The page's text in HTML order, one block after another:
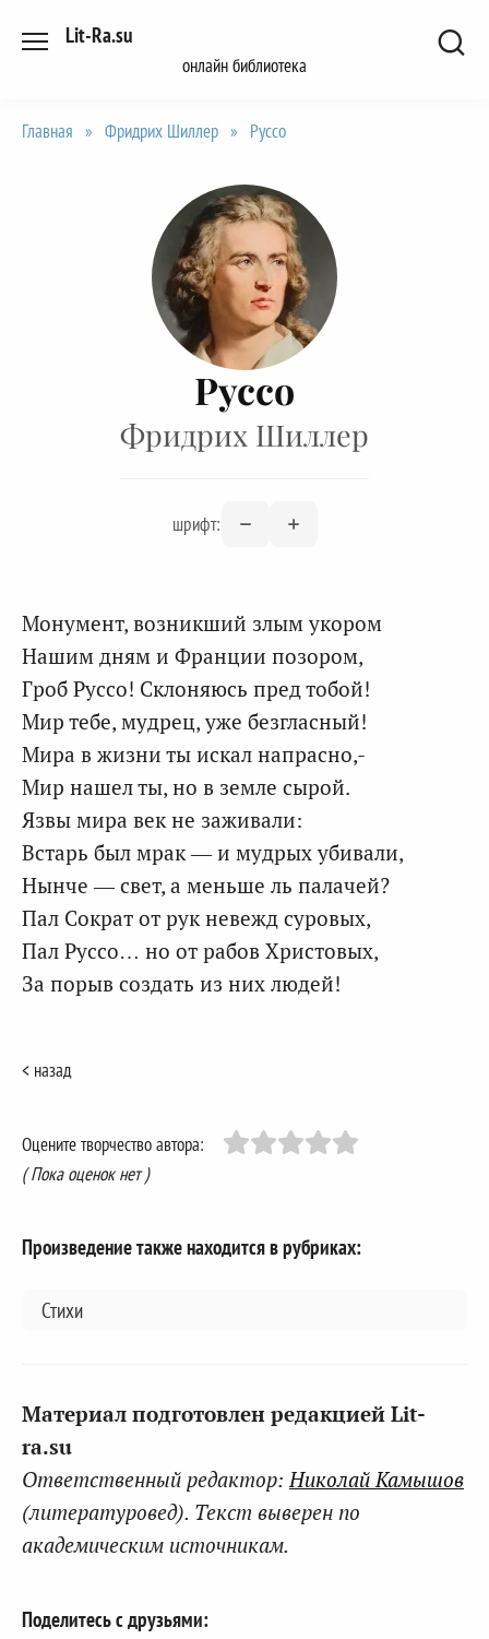
Lit-Ra.su
онлайн библиотека
Главная » Фридрих Шиллер » Руссо
Руссо
Фридрих Шиллер
шрифт:
Монумент, возникший злым укором
Нашим дням и Франции позором,
Гроб Руссо! Склоняюсь пред тобой!
Мир тебе, мудрец, уже безгласный!
Мира в жизни ты искал напрасно,-
Мир нашел ты, но в земле сырой.
Язвы мира век не заживали:
Встарь был мрак — и мудрых убивали,
Нынче — свет, а меньше ль палачей?
Пал Сократ от рук невежд суровых,
Пал Руссо… но от рабов Христовых,
За порыв создать из них людей!
< назад
Оцените творчество автора:
( Пока оценок нет )
Произведение также находится в рубриках:
Стихи
Материал подготовлен редакцией Lit-
ra.su
Ответственный редактор:Николай Камышов
(литературовед). Текст выверен по
академическим источникам.
Поделитесь с друзьями: